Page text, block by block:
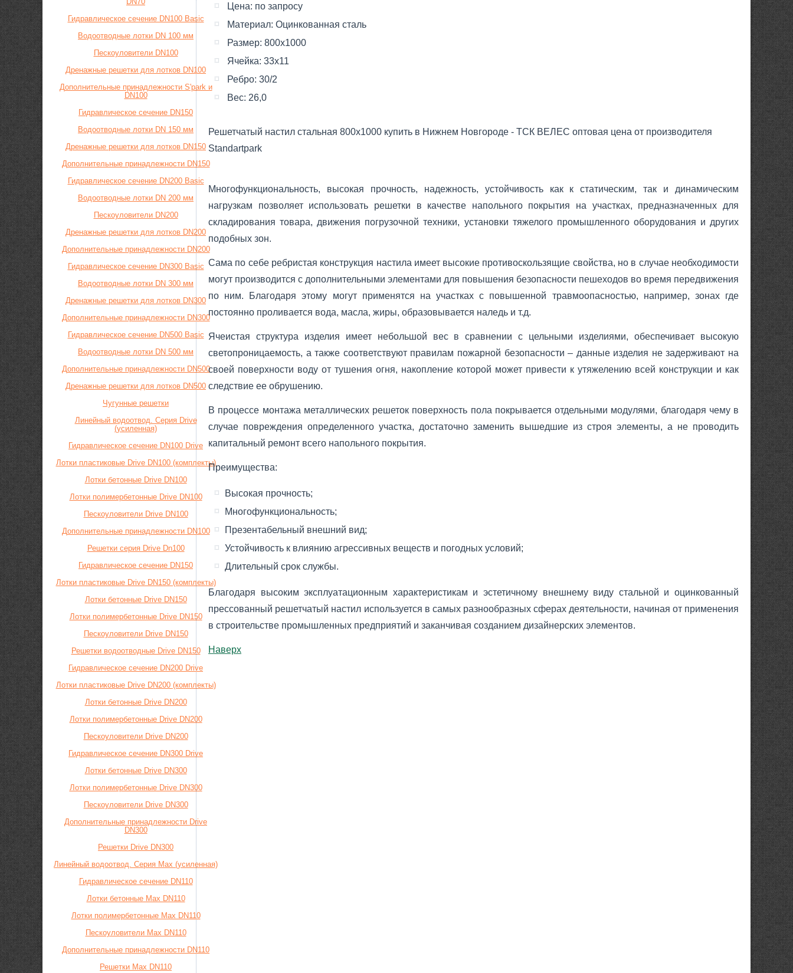
Гидравлическое сечение DN100 Basic
Водоотводные лотки DN 100 мм
Пескоуловители DN100
Дренажные решетки для лотков DN100
Дополнительные принадлежности S'park и
DN100
Гидравлическое сечение DN150
Водоотводные лотки DN 150 мм
Дренажные решетки для лотков DN150
Дополнительные принадлежности DN150
Гидравлическое сечение DN200 Basic
Водоотводные лотки DN 200 мм
Пескоуловители DN200
Дренажные решетки для лотков DN200
Дополнительные принадлежности DN200
Гидравлическое сечение DN300 Basic
Водоотводные лотки DN 300 мм
Дренажные решетки для лотков DN300
Дополнительные принадлежности DN300
Гидравлическое сечение DN500 Basic
Водоотводные лотки DN 500 мм
Дополнительные принадлежности DN500
Дренажные решетки для лотков DN500
Чугунные решетки
Линейный водоотвод. Серия Drive
(усиленная)
Гидравлическое сечение DN100 Drive
Лотки пластиковые Drive DN100 (комплекты)
Лотки бетонные Drive DN100
Лотки полимербетонные Drive DN100
Пескоуловители Drive DN100
Дополнительные принадлежности DN100
Решетки серия Drive Dn100
Гидравлическое сечение DN150
Лотки пластиковые Drive DN150 (комплекты)
Лотки бетонные Drive DN150
Лотки полимербетонные Drive DN150
Пескоуловители Drive DN150
Решетки водоотводные Drive DN150
Гидравлическое сечение DN200 Drive
Лотки пластиковые Drive DN200 (комплекты)
Лотки бетонные Drive DN200
Лотки полимербетонные Drive DN200
Пескоуловители Drive DN200
Гидравлическое сечение DN300 Drive
Лотки бетонные Drive DN300
Лотки полимербетонные Drive DN300
Пескоуловители Drive DN300
Дополнительные принадлежности Drive
DN300
Решетки Drive DN300
Линейный водоотвод. Серия Max (усиленная)
Гидравлическое сечение DN110
Лотки бетонные Max DN110
Лотки полимербетонные Max DN110
Пескоуловители Max DN110
Дополнительные принадлежности DN110
Решетки Max DN110
Цена: по запросу
Материал: Оцинкованная сталь
Размер: 800x1000
Ячейка: 33х11
Ребро: 30/2
Вес: 26,0
Решетчатый настил стальная 800x1000 купить в Нижнем Новгороде - ТСК ВЕЛЕС оптовая цена от производителя
Standartpark
Многофункциональность, высокая прочность, надежность, устойчивость как к статическим, так и динамическим
нагрузкам позволяет использовать решетки в качестве напольного покрытия на участках, предназначенных для
складирования товара, движения погрузочной техники, установки тяжелого промышленного оборудования и других
подобных зон.
Сама по себе ребристая конструкция настила имеет высокие противоскользящие свойства, но в случае необходимости
могут производится с дополнительными элементами для повышения безопасности пешеходов во время передвижения
по ним. Благодаря этому могут применятся на участках с повышенной травмоопасностью, например, зонах где
постоянно проливается вода, масла, жиры, образовывается наледь и т.д.
Ячеистая структура изделия имеет небольшой вес в сравнении с цельными изделиями, обеспечивает высокую
светопроницаемость, а также соответствуют правилам пожарной безопасности – данные изделия не задерживают на
своей поверхности воду от тушения огня, накопление которой может привести к утяжелению всей конструкции и как
следствие ее обрушению.
В процессе монтажа металлических решеток поверхность пола покрывается отдельными модулями, благодаря чему в
случае повреждения определенного участка, достаточно заменить вышедшие из строя элементы, а не проводить
капитальный ремонт всего напольного покрытия.
Преимущества:
Высокая прочность;
Многофункциональность;
Презентабельный внешний вид;
Устойчивость к влиянию агрессивных веществ и погодных условий;
Длительный срок службы.
Благодаря высоким эксплуатационным характеристикам и эстетичному внешнему виду стальной и оцинкованный
прессованный решетчатый настил используется в самых разнообразных сферах деятельности, начиная от применения
в строительстве промышленных предприятий и заканчивая созданием дизайнерских элементов.
Наверх